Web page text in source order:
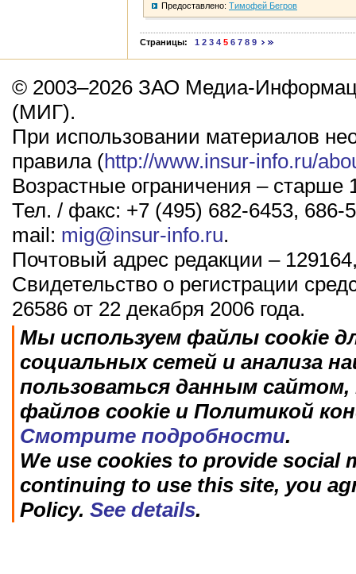
Предоставлено: Тимофей Бегров
Страницы: 1 2 3 4 5 6 7 8 9
© 2003–2026 ЗАО Медиа-
(МИГ).
При использовании материалов
правила (http://www.insur-info.ru/
Возрастные ограничения – старше
Тел. / факс: +7 (495) 682-6453, 686-
mail: mig@insur-info.ru.
Почтовый адрес редакции –
Свидетельство о регистрации
26586 от 22 декабря 2006 года.
Мы используем файлы cookie
социальных сетей и анализа
пользоваться данным
файлов cookie и Политикой
Смотрите подробности.
We use cookies to provide social
continuing to use this site, you
Policy. See details.